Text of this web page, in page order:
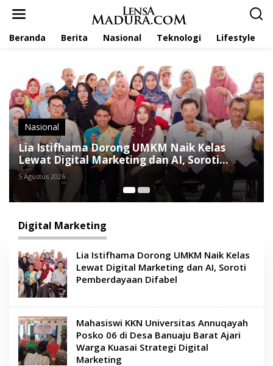
Beranda Berita Nasional Teknologi Lifestyle
Nasional
Lia Istifhama Dorong UMKM Naik Kelas
Lewat Digital Marketing dan AI, Soroti
Pemberdayaan Difabel
5 Agustus 2026
Digital Marketing
Lia Istifhama Dorong UMKM Naik Kelas
Lewat Digital Marketing dan AI, Soroti
Pemberdayaan Difabel
Mahasiswi KKN Universitas Annuqayah
Posko 06 di Desa Banuaju Barat Ajari
Warga Kuasai Strategi Digital
Marketing